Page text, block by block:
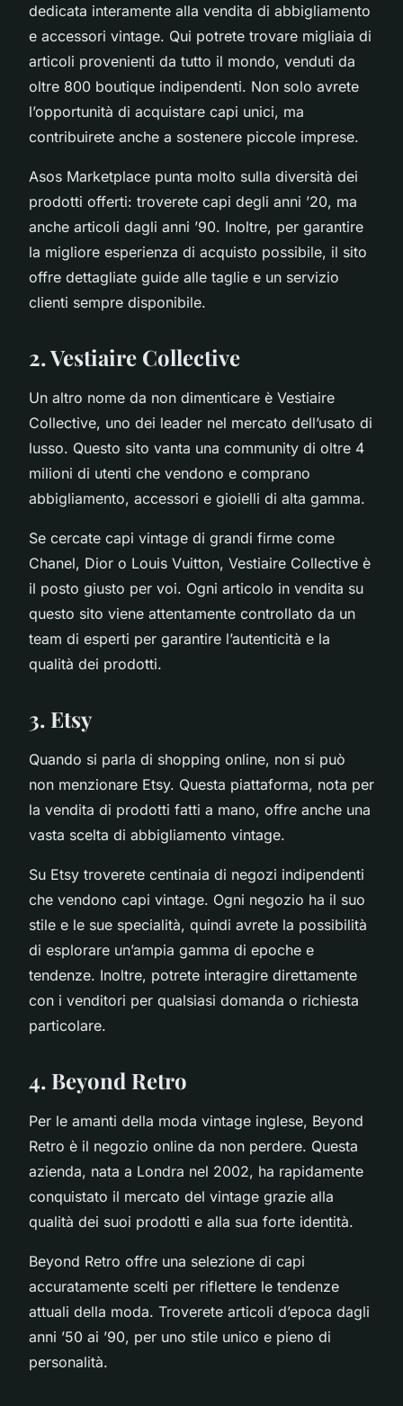
dedicata interamente alla vendita di abbigliamento
e accessori vintage. Qui potrete trovare migliaia di
articoli provenienti da tutto il mondo, venduti da
oltre 800 boutique indipendenti. Non solo avrete
l’opportunità di acquistare capi unici, ma
contribuirete anche a sostenere piccole imprese.
Asos Marketplace punta molto sulla diversità dei
prodotti offerti: troverete capi degli anni ’20, ma
anche articoli dagli anni ’90. Inoltre, per garantire
la migliore esperienza di acquisto possibile, il sito
offre dettagliate guide alle taglie e un servizio
clienti sempre disponibile.
2. Vestiaire Collective
Un altro nome da non dimenticare è Vestiaire
Collective, uno dei leader nel mercato dell’usato di
lusso. Questo sito vanta una community di oltre 4
milioni di utenti che vendono e comprano
abbigliamento, accessori e gioielli di alta gamma.
Se cercate capi vintage di grandi firme come
Chanel, Dior o Louis Vuitton, Vestiaire Collective è
il posto giusto per voi. Ogni articolo in vendita su
questo sito viene attentamente controllato da un
team di esperti per garantire l’autenticità e la
qualità dei prodotti.
3. Etsy
Quando si parla di shopping online, non si può
non menzionare Etsy. Questa piattaforma, nota per
la vendita di prodotti fatti a mano, offre anche una
vasta scelta di abbigliamento vintage.
Su Etsy troverete centinaia di negozi indipendenti
che vendono capi vintage. Ogni negozio ha il suo
stile e le sue specialità, quindi avrete la possibilità
di esplorare un’ampia gamma di epoche e
tendenze. Inoltre, potrete interagire direttamente
con i venditori per qualsiasi domanda o richiesta
particolare.
4. Beyond Retro
Per le amanti della moda vintage inglese, Beyond
Retro è il negozio online da non perdere. Questa
azienda, nata a Londra nel 2002, ha rapidamente
conquistato il mercato del vintage grazie alla
qualità dei suoi prodotti e alla sua forte identità.
Beyond Retro offre una selezione di capi
accuratamente scelti per riflettere le tendenze
attuali della moda. Troverete articoli d’epoca dagli
anni ’50 ai ’90, per uno stile unico e pieno di
personalità.